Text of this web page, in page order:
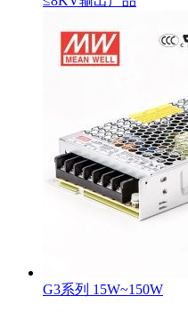
G3系列 15W~150W